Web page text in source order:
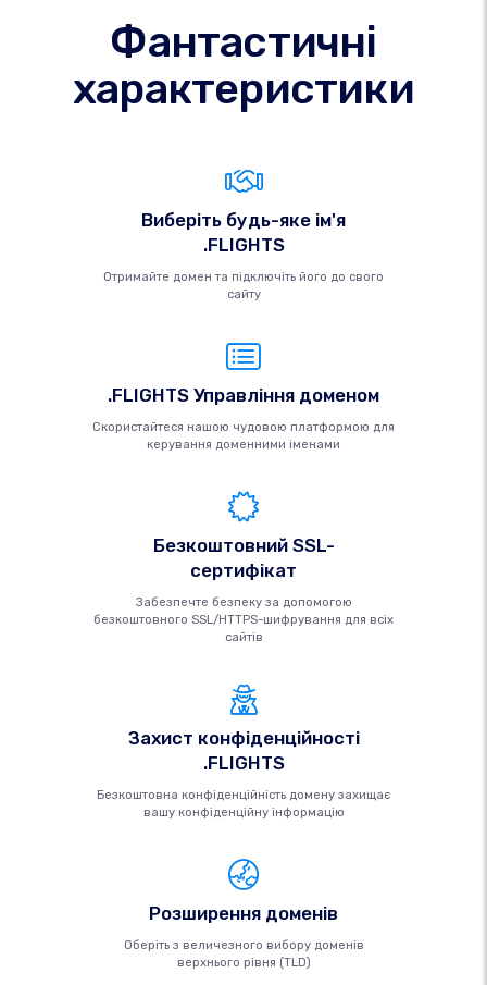
Фантастичні
характеристики
Виберіть будь-яке ім'я
.FLIGHTS
Отримайте домен та підключіть його до свого
сайту
.FLIGHTS Управління доменом
Скористайтеся нашою чудовою платформою для
керування доменними іменами
Безкоштовний SSL-
сертифікат
Забезпечте безпеку за допомогою
безкоштовного SSL/HTTPS-шифрування для всіх
сайтів
Захист конфіденційності
.FLIGHTS
Безкоштовна конфіденційність домену захищає
вашу конфіденційну інформацію
Розширення доменів
Оберіть з величезного вибору доменів
верхнього рівня (TLD)